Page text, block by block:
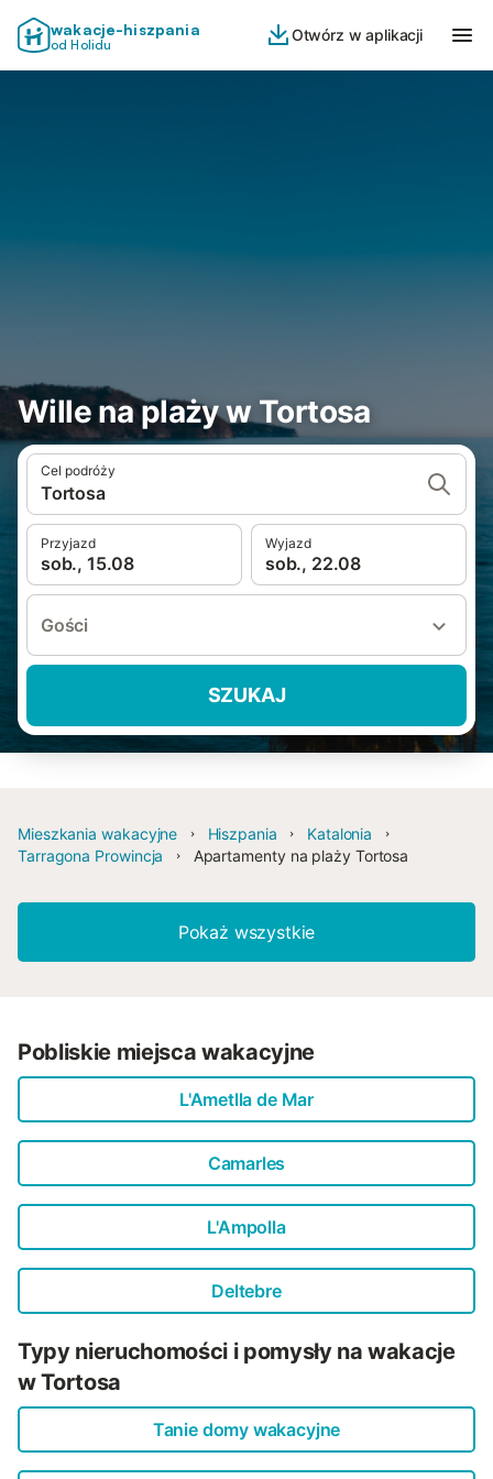
wakacje-hiszpania
od Holidu
Otwórz w aplikacji
Wille na plaży w Tortosa
Cel podróży
Tortosa
Przyjazd
sob., 15.08
Wyjazd
sob., 22.08
Gości
SZUKAJ
Mieszkania wakacyjne Hiszpania
Katalonia
Tarragona Prowincja
Apartamenty na plaży Tortosa
Pokaż wszystkie
Pobliskie miejsca wakacyjne
L'Ametlla de Mar
Camarles
L'Ampolla
Deltebre
Typy nieruchomości i pomysły na wakacje
w Tortosa
Tanie domy wakacyjne